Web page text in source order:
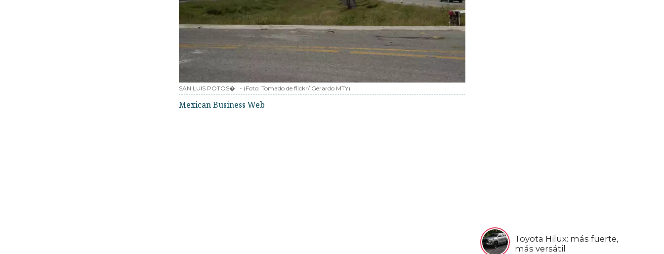
Toyota Hilux: más fuerte,
más versátil
SAN LUIS POTOS� - (Foto: Tomado de flickr/ Gerardo MTY)
Mexican Business Web